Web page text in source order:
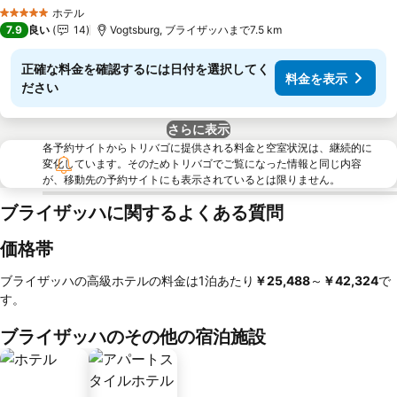
5 ホテルのランク
ホテル
7.9 良い 14 Vogtsburg, ブライザッハまで7.5 km
正確な料金を確認するには日付を選択してく
ださい
料金を表示
さらに表示
各予約サイトからトリバゴに提供される料金と空室状況は、継続的に
変化しています。そのためトリバゴでご覧になった情報と同じ内容
が、移動先の予約サイトにも表示されているとは限りません。
ブライザッハに関するよくある質問
価格帯
ブライザッハの高級ホテルの料金は1泊あたり ‎￥25,488～ ‎￥42,324で
す。
ブライザッハのその他の宿泊施設